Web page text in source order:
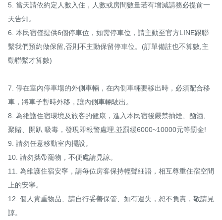
5. 當天請依約定人數入住，人數或房間數量若有增減請務必提前一
天告知。
6. 本民宿僅提供6個停車位，如需停車位，請主動至官方LINE跟聯
繫我們預約做保留,否則不主動保留停車位。(訂單備註也不算數,主
動聯繫才算數)
7. 停在室內停車場的外側車輛，在內側車輛要移出時，必須配合移
車，將車子暫時外移，讓內側車輛駛出。
8. 為維護住宿環境及旅客的健康，進入本民宿後嚴禁抽煙、酗酒、
聚賭、開趴 吸毒，發現即報警處理,並罰緩6000~10000元等罰金!
9. 請勿任意移動室內擺設。
10. 請勿攜帶寵物，不便處請見諒。
11. 為維護住宿安寧，請每位房客保持輕聲細語，相互尊重住宿空間
上的安寧。
12. 個人貴重物品、請自行妥善保管、如有遺失，恕不負責，敬請見
諒。